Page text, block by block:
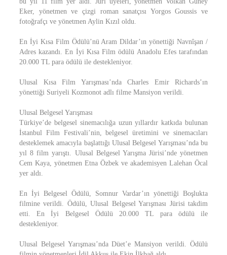
Eker, yönetmen ve çizgi roman sanatçısı Yorgos Goussis ve
fotoğrafçı ve yönetmen Aylin Kızıl oldu.
En İyi Kısa Film Ödülü’nü Aram Dildar’ın yönettiği Navnîşan /
Adres kazandı. En İyi Kısa Film ödülü Anadolu Efes tarafından
20.000 TL para ödülü ile destekleniyor.
Ulusal Kısa Film Yarışması’nda Charles Emir Richards’ın
yönettiği Suriyeli Kozmonot adlı filme Mansiyon verildi.
Ulusal Belgesel Yarışması
Türkiye’de belgesel sinemacılığa uzun yıllardır katkıda bulunan
İstanbul Film Festivali’nin, belgesel üretimini ve sinemacıları
desteklemek amacıyla başlattığı Ulusal Belgesel Yarışması’nda bu
yıl 8 film yarıştı. Ulusal Belgesel Yarışma Jürisi’nde yönetmen
Cem Kaya, yönetmen Etna Özbek ve akademisyen Lalehan Öcal
yer aldı.
En İyi Belgesel Ödülü, Somnur Vardar’ın yönettiği Boşlukta
filmine verildi. Ödülü, Ulusal Belgesel Yarışması Jürisi takdim
etti. En İyi Belgesel Ödülü 20.000 TL para ödülü ile
destekleniyor.
Ulusal Belgesel Yarışması’nda Düet’e Mansiyon verildi. Ödülü